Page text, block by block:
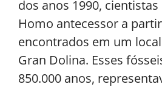
dos anos 1990,
Homo antecessor a
encontrados em um
Gran Dolina. Esses
850.000 anos,